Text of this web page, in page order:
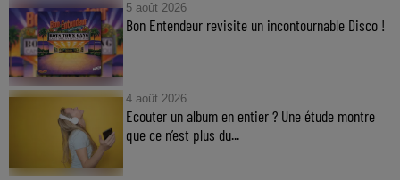
5 août 2026
Bon Entendeur revisite un incontournable Disco !
4 août 2026
Ecouter un album en entier ? Une étude montre
que ce n’est plus du...